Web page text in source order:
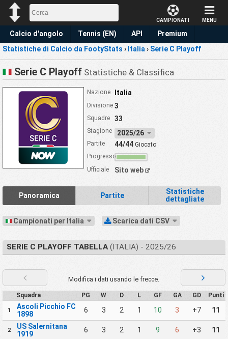
CAMPIONATI MENU
Calcio d'angolo Tennis (EN) API Premium
Pronostico
Statistiche di Calcio da FootyStats › Italia › Serie C Playoff
Serie C Playoff Statistiche & Classifica
Nazione Italia
Divisione 3
Squadre 33
Stagione 2025/26
Partite 44/44Giocato
Progresso
Ufficiale
Sito web
Panoramica Partite
Statistiche
dettagliate
Campionati per Italia Scarica dati CSV
SERIE C PLAYOFF TABELLA(ITALIA) - 2025/26
Modifica i dati usando le frecce.
Squadra PG W D L GF GA GD Punti
1
Ascoli Picchio FC
1898
6 3 2 1 10 3 +7 11
2
US Salernitana
1919
6 3 2 1 9 6 +3 11